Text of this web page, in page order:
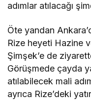
adımlar atılacağı
Öte yandan
Rize heyeti Hazine
Şimşek’e de
Görüşmede çayda
atılabilecek mali
ayrıca Rize’deki